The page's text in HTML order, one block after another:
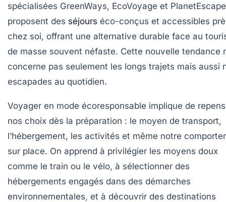
spécialisées GreenWays, EcoVoyage et
proposent des séjours éco-conçus et accessibles
chez soi, offrant une alternative durable face au
de masse souvent néfaste. Cette nouvelle tendance
concerne pas seulement les longs trajets mais aussi
escapades au quotidien.
Voyager en mode écoresponsable implique de
nos choix dès la préparation : le moyen de transport,
l’hébergement, les activités et même notre
sur place. On apprend à privilégier les moyens doux
comme le train ou le vélo, à sélectionner des
hébergements engagés dans des démarches
environnementales, et à découvrir des destinations